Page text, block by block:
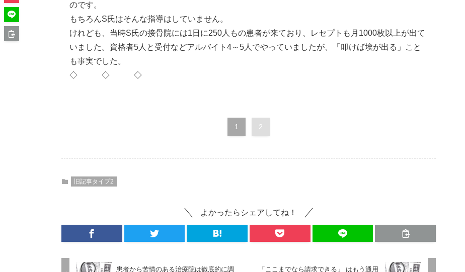
のです。
もちろんS氏はそんな指導はしていません。
けれども、当時S氏の接骨院には1日に250人もの患者が来ており、レセプトも月1000枚以上が出て
いました。資格者5人と受付などアルバイト4～5人でやっていましたが、「叩けば埃が出る」こと
も事実でした。
◇ ◇ ◇
1 2
旧記事タイプ2
よかったらシェアしてね！
患者から苦情のある治療院は徹底的に調
「ここまでなら請求できる」 はもう通用